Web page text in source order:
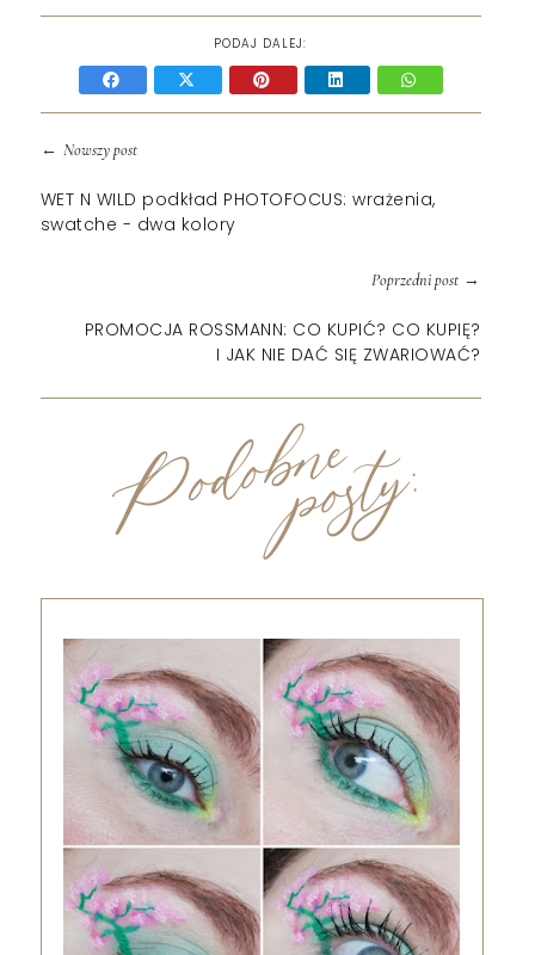
PODAJ DALEJ:
← Nowszy post
WET N WILD podkład PHOTOFOCUS: wrażenia,
swatche - dwa kolory
Poprzedni post→
PROMOCJA ROSSMANN: CO KUPIĆ? CO KUPIĘ?
I JAK NIE DAĆ SIĘ ZWARIOWAĆ?